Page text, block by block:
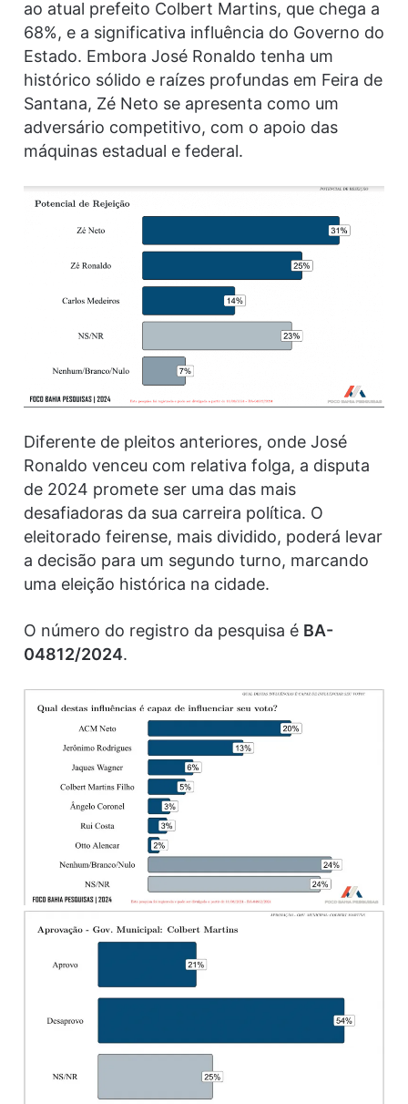
ao atual prefeito Colbert Martins, que chega a
68%, e a significativa influência do Governo do
Estado. Embora José Ronaldo tenha um
histórico sólido e raízes profundas em Feira de
Santana, Zé Neto se apresenta como um
adversário competitivo, com o apoio das
máquinas estadual e federal.
Diferente de pleitos anteriores, onde José
Ronaldo venceu com relativa folga, a disputa
de 2024 promete ser uma das mais
desafiadoras da sua carreira política. O
eleitorado feirense, mais dividido, poderá levar
a decisão para um segundo turno, marcando
uma eleição histórica na cidade.
O número do registro da pesquisa é BA-
04812/2024.